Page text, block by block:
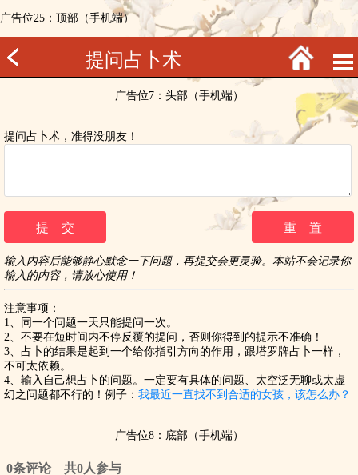
广告位25：顶部（手机端）
提问占卜术
广告位7：头部（手机端）
提问占卜术，准得没朋友！
输入内容后能够静心默念一下问题，再提交会更灵验。本站不会记录你
输入的内容，请放心使用！
注意事项：
1、同一个问题一天只能提问一次。
2、不要在短时间内不停反覆的提问，否则你得到的提示不准确！
3、占卜的结果是起到一个给你指引方向的作用，跟塔罗牌占卜一样，
不可太依赖。
4、输入自己想占卜的问题。一定要有具体的问题、太空泛无聊或太虚
幻之问题都不行的！例子： 我最近一直找不到合适的女孩，该怎么办？
广告位8：底部（手机端）